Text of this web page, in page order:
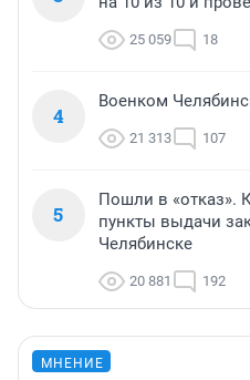
25 059 18
4
Военком
21 313 107
5
Пошли в «отказ».
пункты выдачи
Челябинске
20 881 192
МНЕНИЕ